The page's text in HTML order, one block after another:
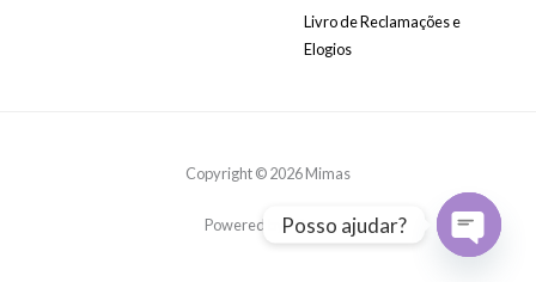
Livro de Reclamações e
Elogios
Copyright © 2026 Mimas
Powered by MimasPosso ajudar?
Open